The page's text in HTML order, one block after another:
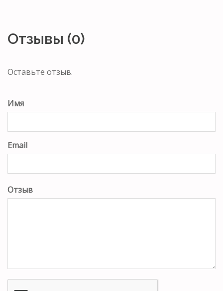
Отзывы (0)
Оставьте отзыв.
Имя
Email
Отзыв